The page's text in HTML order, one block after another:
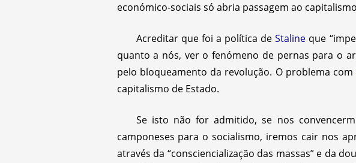
económico-sociais só abria passagem ao
Acreditar que foi a política deStaline que
quanto a nós, ver o fenómeno de pernas para o
pelo bloqueamento da revolução. O problema com
capitalismo de Estado.
Se isto não for admitido, se nos
camponeses para o socialismo, iremos cair nos
através da “consciencialização das massas” e da